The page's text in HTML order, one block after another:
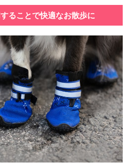
ることで快適なお散歩に